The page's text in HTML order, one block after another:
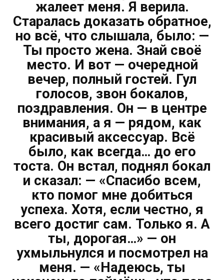
жалеет меня. Я верила.
Старалась доказать обратное,
но всё, что слышала, было: —
Ты просто жена. Знай своё
место. И вот — очередной
вечер, полный гостей. Гул
голосов, звон бокалов,
поздравления. Он — в центре
внимания, а я — рядом, как
красивый аксессуар. Всё
было, как всегда… до его
тоста. Он встал, поднял бокал
и сказал: — «Спасибо всем,
кто помог мне добиться
успеха. Хотя, если честно, я
всего достиг сам. Только я. А
ты, дорогая…» — он
ухмыльнулся и посмотрел на
меня. — «Надеюсь, ты